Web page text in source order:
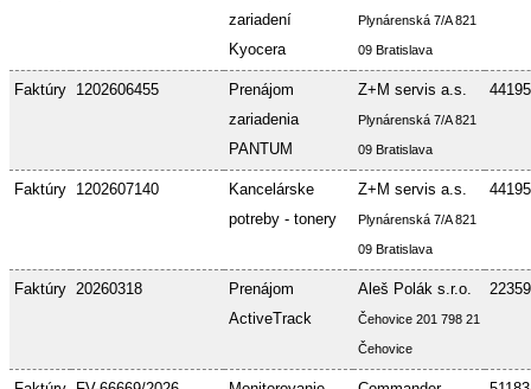
zariadení
Kyocera
Plynárenská 7/A 821
09 Bratislava
Faktúry 1202606455
Prenájom
zariadenia
PANTUM
Z+M servis a.s.
Plynárenská 7/A 821
09 Bratislava
Faktúry 1202607140
Kancelárske
potreby - tonery
Z+M servis a.s.
Plynárenská 7/A 821
09 Bratislava
Faktúry 20260318
Prenájom
ActiveTrack
Aleš Polák s.r.o.
Čehovice 201 798 21
Čehovice